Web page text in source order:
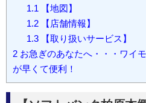
1.1【地図】
1.2【店舗情報】
1.3【取り扱いサービス】
2 お急ぎのあなたへ・・・ワイ
が早くて便利！